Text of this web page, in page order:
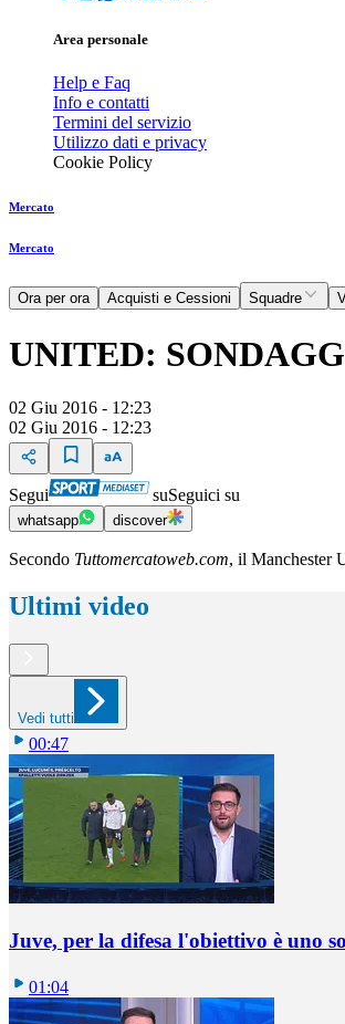
Area personale
Help e Faq
Info e contatti
Termini del servizio
Utilizzo dati e privacy
Cookie Policy
Mercato
Mercato
Ora per ora Acquisti e Cessioni Squadre
UNITED:
02 Giu 2016 - 12:23
02 Giu 2016 - 12:23
Segui suSeguici su
whatsapp discover
Secondo Tuttomercatoweb.com, il Manchester
Ultimi video
Vedi tutti
00:47
Juve, per la difesa l'obiettivo è uno
01:04